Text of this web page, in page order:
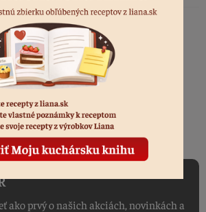
1-2 PRACOVNÝCH DNÍ
PRIJATIA OBJEDNÁVKY
ako prvý o našich akciách, novinkách a